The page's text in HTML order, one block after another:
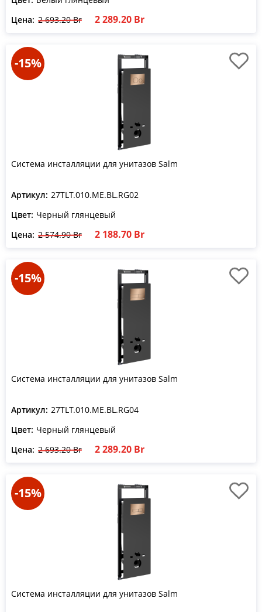
Цена: 2 693.20 Br 2 289.20 Br
-15%
Система инсталляции для унитазов Salm
Артикул: 27TLT.010.ME.BL.RG02
Цвет: Черный глянцевый
Цена: 2 574.90 Br 2 188.70 Br
-15%
Система инсталляции для унитазов Salm
Артикул: 27TLT.010.ME.BL.RG04
Цвет: Черный глянцевый
Цена: 2 693.20 Br 2 289.20 Br
-15%
Система инсталляции для унитазов Salm